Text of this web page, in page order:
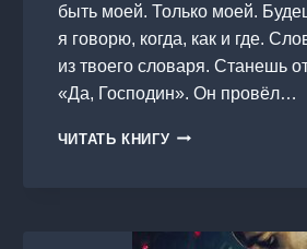
быть моей. Только моей.
я говорю, когда, как и где.
из твоего словаря. Станешь
«Да, Господин». Он провёл…
ЧИТАТЬ КНИГУ ВООБРАЗИМАЯ